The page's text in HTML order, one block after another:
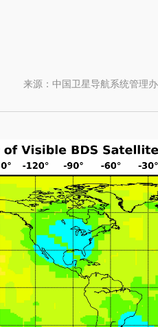
来源：中国卫星导航系统管理